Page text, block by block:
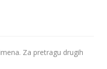
Za pretragu drugih